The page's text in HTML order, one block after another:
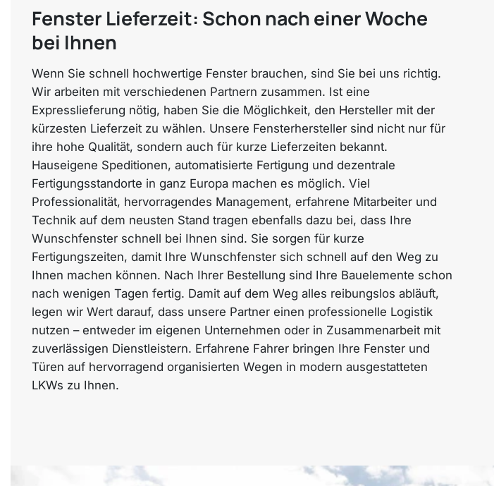
Fenster Lieferzeit: Schon nach einer Woche
bei Ihnen
Wenn Sie schnell hochwertige Fenster brauchen, sind Sie bei uns richtig.
Wir arbeiten mit verschiedenen Partnern zusammen. Ist eine
Expresslieferung nötig, haben Sie die Möglichkeit, den Hersteller mit der
kürzesten Lieferzeit zu wählen. Unsere Fensterhersteller sind nicht nur für
ihre hohe Qualität, sondern auch für kurze Lieferzeiten bekannt.
Hauseigene Speditionen, automatisierte Fertigung und dezentrale
Fertigungsstandorte in ganz Europa machen es möglich. Viel
Professionalität, hervorragendes Management, erfahrene Mitarbeiter und
Technik auf dem neusten Stand tragen ebenfalls dazu bei, dass Ihre
Wunschfenster schnell bei Ihnen sind. Sie sorgen für kurze
Fertigungszeiten, damit Ihre Wunschfenster sich schnell auf den Weg zu
Ihnen machen können. Nach Ihrer Bestellung sind Ihre Bauelemente schon
nach wenigen Tagen fertig. Damit auf dem Weg alles reibungslos abläuft,
legen wir Wert darauf, dass unsere Partner einen professionelle Logistik
nutzen – entweder im eigenen Unternehmen oder in Zusammenarbeit mit
zuverlässigen Dienstleistern. Erfahrene Fahrer bringen Ihre Fenster und
Türen auf hervorragend organisierten Wegen in modern ausgestatteten
LKWs zu Ihnen.